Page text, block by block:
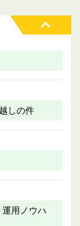
しの件
用ノウハ